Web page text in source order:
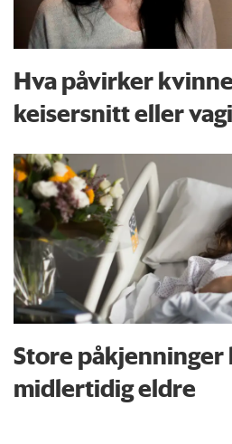
Hva påvirker
keisersnitt eller
Store påkjenninger
midlertidig eldre